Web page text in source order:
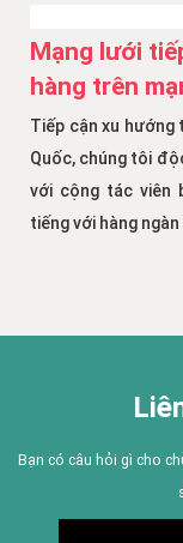
Mạng lưới
hàng trên
Tiếp cận xu
Quốc, chúng tôi
với cộng tác viên
tiếng với hàng
Bạn có câu hỏi gì cho